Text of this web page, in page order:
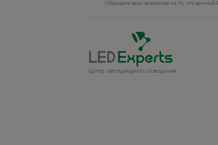
Обращаем ваше внимание на то, что данный
Центр светодиодного освещения